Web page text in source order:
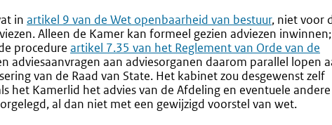
in Externe
link:
artikel 9 van de Wet openbaarheid van bestuur, niet voor
Alleen de Kamer kan formeel gezien adviezen inwinnen;
procedure Externe
link:
artikel 7.35 van het Reglement van Orde van de
adviesaanvragen aan adviesorganen daarom parallel lopen
van de Raad van State. Het kabinet zou desgewenst zelf
het Kamerlid het advies van de Afdeling en eventuele andere
al dan niet met een gewijzigd voorstel van wet.